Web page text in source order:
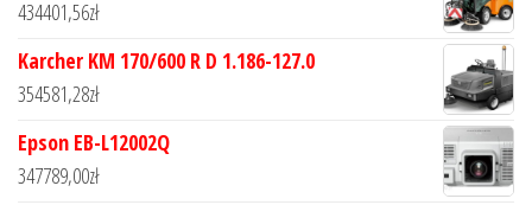
434401,56zł
Karcher KM 170/600 R D 1.186-127.0
354581,28zł
Epson EB-L12002Q
347789,00zł